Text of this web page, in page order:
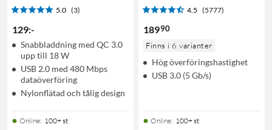
5.0 (3)
129:-
Snabbladdning med QC 3.0
upp till 18 W
USB 2.0 med 480 Mbps
dataöverföring
Nylonflätad och tålig design
Online: 100+ st
4.5 (5777)
18990
Finns i 6 varianter
Hög överföringshastighet
USB 3.0 (5 Gb/s)
Online: 100+ st